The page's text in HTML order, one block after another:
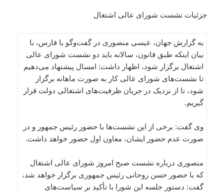
جزئیات نشست شورای عالی اشتغال
به گزارش جهان، عیسی منصوری در گفت‌وگو با فارس، با
بیان اینکه طبق قانون، سالانه باید دو نشست شورای عالی
اشتغال برگزار شود، اظهار داشت: امسال پیشنهاد می‌دهیم
تا نشست‌های شورای عالی کار به صورت ماهانه برگزار
شود، تا از نزدیک در جریان ظرفیت‌های اشتغالی دولت قرار
گیریم.
وی گفت: برخی از این نشست‌ها با حضور رئیس جمهور و در
صورت عدم حضور ایشان، معاون اول حضور خواهد داشت.
منصوری درباره نشست صبح امروز شورای عالی اشتغال
که با حضور حسن روحانی رئیس جمهوری برگزار خواهد شد،
گفت: دستور جلسه این شورا با تأکید بر سیاست‌های